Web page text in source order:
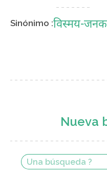
Sinónimo :विस्मय-जनक
Nueva